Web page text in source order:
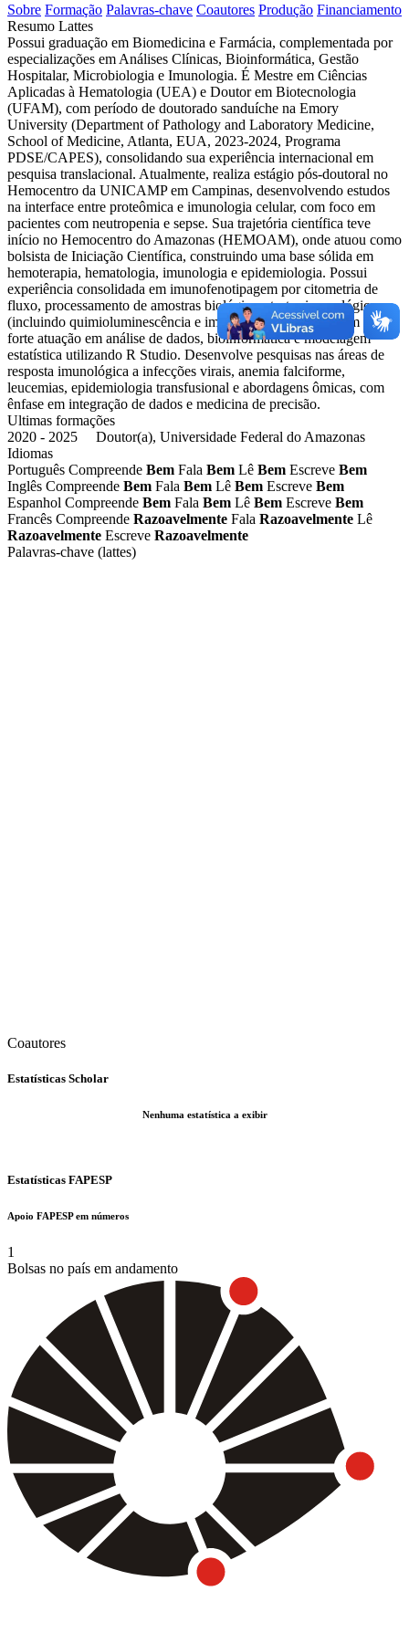
Sobre Formação Palavras-chave Coautores Produção Financiamento
Resumo Lattes
Possui graduação em Biomedicina e Farmácia, complementada por
especializações em Análises Clínicas, Bioinformática, Gestão
Hospitalar, Microbiologia e Imunologia. É Mestre em Ciências
Aplicadas à Hematologia (UEA) e Doutor em Biotecnologia
(UFAM), com período de doutorado sanduíche na Emory
University (Department of Pathology and Laboratory Medicine,
School of Medicine, Atlanta, EUA, 2023-2024, Programa
PDSE/CAPES), consolidando sua experiência internacional em
pesquisa translacional. Atualmente, realiza estágio pós-doutoral no
Hemocentro da UNICAMP em Campinas, desenvolvendo estudos
na interface entre proteômica e imunologia celular, com foco em
pacientes com neutropenia e sepse. Sua trajetória científica teve
início no Hemocentro do Amazonas (HEMOAM), onde atuou como
bolsista de Iniciação Científica, construindo uma base sólida em
hemoterapia, hematologia, imunologia e epidemiologia. Possui
experiência consolidada em imunofenotipagem por citometria de
fluxo, processamento de amostras biológicas, testes imunológicos
(incluindo quimioluminescência e imunocromatografia), além de
forte atuação em análise de dados, bioinformática e modelagem
estatística utilizando R Studio. Desenvolve pesquisas nas áreas de
resposta imunológica a infecções virais, anemia falciforme,
leucemias, epidemiologia transfusional e abordagens ômicas, com
ênfase em integração de dados e medicina de precisão.
Ultimas formações
2020 - 2025 Doutor(a), Universidade Federal do Amazonas
Idiomas
Português Compreende Bem Fala Bem Lê Bem Escreve Bem
Inglês Compreende Bem Fala Bem Lê Bem Escreve Bem
Espanhol Compreende Bem Fala Bem Lê Bem Escreve Bem
Francês Compreende Razoavelmente Fala Razoavelmente Lê
Razoavelmente Escreve Razoavelmente
Palavras-chave (lattes)
Coautores
Estatísticas Scholar
Nenhuma estatística a exibir
Estatísticas FAPESP
Apoio FAPESP em números
1
Bolsas no país em andamento